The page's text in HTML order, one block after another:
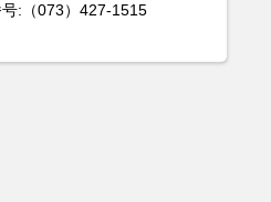
号:（073）427-1515